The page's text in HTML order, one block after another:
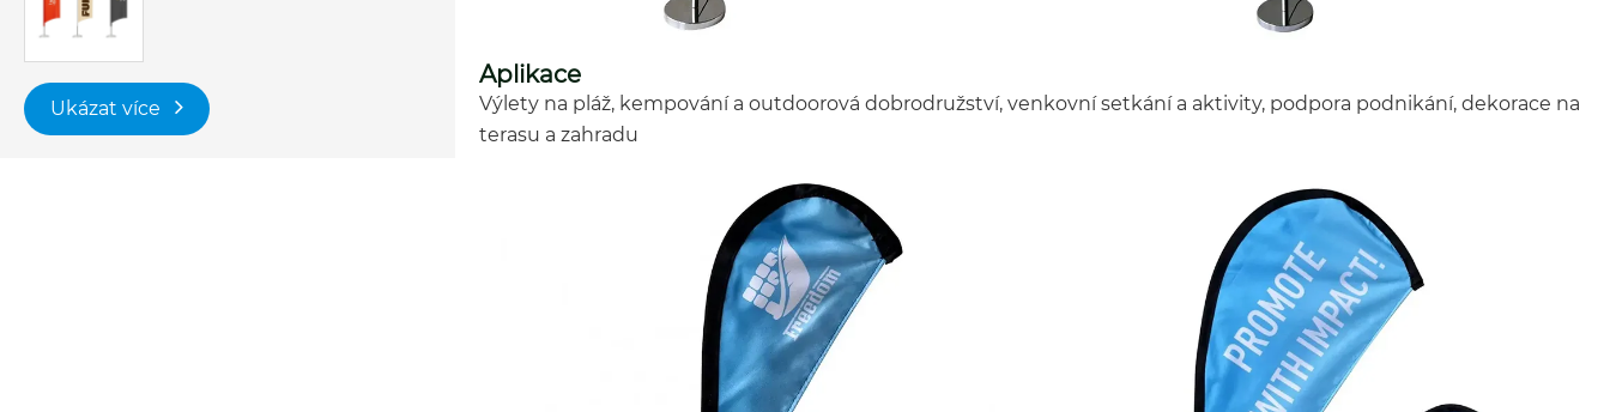
Ukázat více
Aplikace
Výlety na pláž, kempování a outdoorová dobrodružství, venkovní setkání a aktivity, podpora podnikání, dekorace na
terasu a zahradu